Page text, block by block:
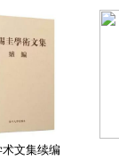
文集续编